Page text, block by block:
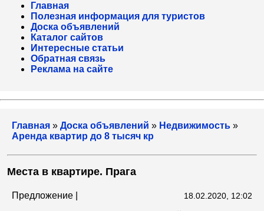
Главная
Полезная информация для туристов
Доска объявлений
Каталог сайтов
Интересные статьи
Обратная связь
Реклама на сайте
Главная » Доска объявлений » Недвижимость »
Аренда квартир до 8 тысяч кр
Места в квартире. Прага
Предложение | 18.02.2020, 12:02